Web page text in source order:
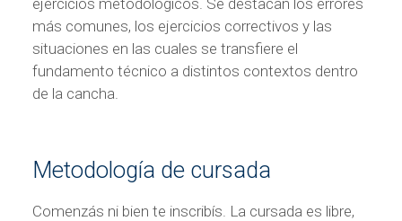
más comunes, los ejercicios correctivos y las
situaciones en las cuales se transfiere el
fundamento técnico a distintos contextos dentro
de la cancha.
Metodología de cursada
Comenzás ni bien te inscribís. La cursada es libre,